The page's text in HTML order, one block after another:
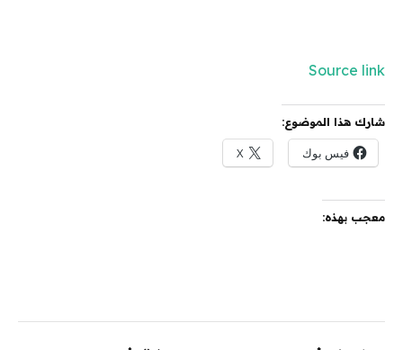
Source link
شارك هذا الموضوع:
فيس بوك X
معجب بهذه: